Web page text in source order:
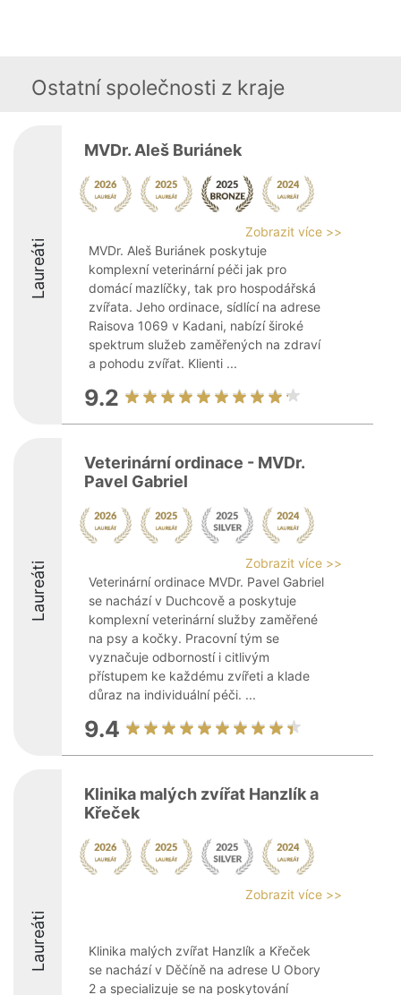
Ostatní společnosti z kraje
Laureáti
MVDr. Aleš Buriánek
Zobrazit více >>
MVDr. Aleš Buriánek poskytuje
komplexní veterinární péči jak pro
domácí mazlíčky, tak pro hospodářská
zvířata. Jeho ordinace, sídlící na adrese
Raisova 1069 v Kadani, nabízí široké
spektrum služeb zaměřených na zdraví
a pohodu zvířat. Klienti ...
9.2
Laureáti
Veterinární ordinace - MVDr.
Pavel Gabriel
Zobrazit více >>
Veterinární ordinace MVDr. Pavel Gabriel
se nachází v Duchcově a poskytuje
komplexní veterinární služby zaměřené
na psy a kočky. Pracovní tým se
vyznačuje odborností i citlivým
přístupem ke každému zvířeti a klade
důraz na individuální péči. ...
9.4
Laureáti
Klinika malých zvířat Hanzlík a
Křeček
Zobrazit více >>
Klinika malých zvířat Hanzlík a Křeček
se nachází v Děčíně na adrese U Obory
2 a specializuje se na poskytování